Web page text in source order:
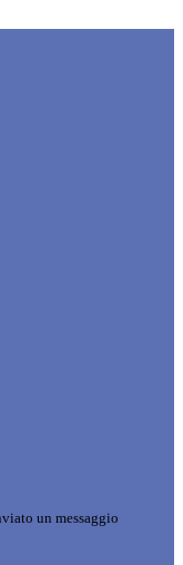
un messaggio